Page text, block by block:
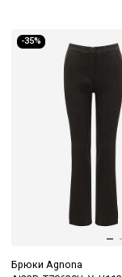
-35%
Брюки Agnona